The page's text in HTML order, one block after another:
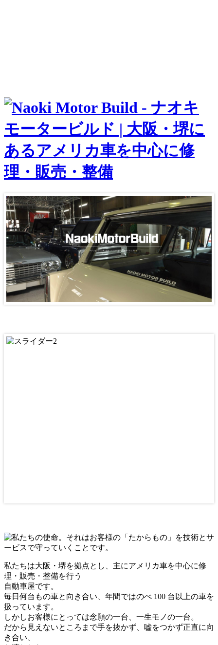
私たちは大阪・堺を拠点とし、主にアメリカ車を中心に修
理・販売・整備を行う
自動車屋です。
毎日何台もの車と向き合い、年間ではのべ 100 台以上の車を
扱っています。
しかしお客様にとっては念願の一台、一生モノの一台。
だから見えないところまで手を抜かず、嘘をつかず正直に向
き合い、